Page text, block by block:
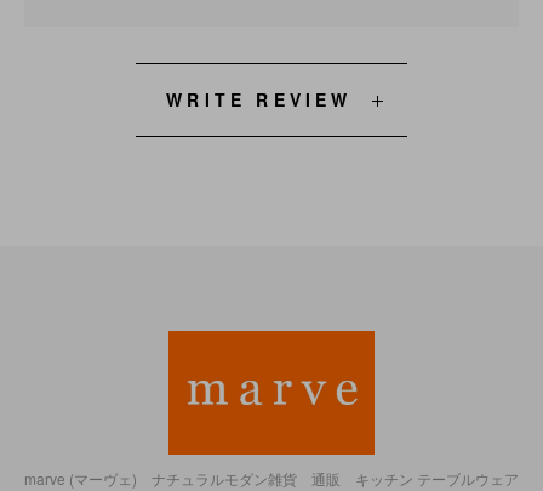
WRITE REVIEW
marve (マーヴェ) ナチュラルモダン雑貨 通販 キッチン テーブルウェア